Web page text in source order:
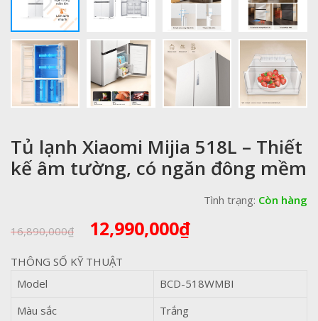
Tủ lạnh Xiaomi Mijia 518L – Thiết
kế âm tường, có ngăn đông mềm
Tình trạng: Còn hàng
16,890,000₫ Giá
gốc
là:
16,890,000₫.
12,990,000₫Giá
là:
12,990,000₫.
THÔNG SỐ KỸ THUẬT
Model
BCD-518WMBI
Màu sắc
Trắng